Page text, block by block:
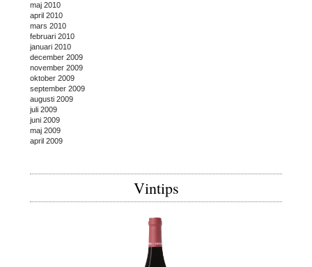
maj 2010
april 2010
mars 2010
februari 2010
januari 2010
december 2009
november 2009
oktober 2009
september 2009
augusti 2009
juli 2009
juni 2009
maj 2009
april 2009
Vintips